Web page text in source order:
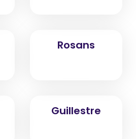
Rosans
Guillestre